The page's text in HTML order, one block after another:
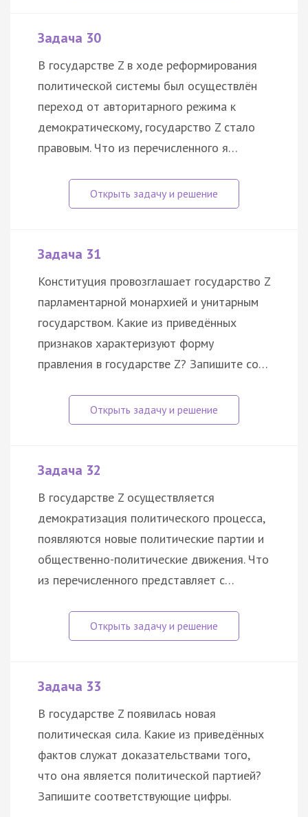
Задача 30
В государстве Z в ходе реформирования
политической системы был осуществлён
переход от авторитарного режима к
демократическому, государство Z стало
правовым. Что из перечисленного я…
Задача 31
Конституция провозглашает государство Z
парламентарной монархией и унитарным
государством. Какие из приведённых
признаков характеризуют форму
правления в государстве Z? Запишите со…
Задача 32
В государстве Z осуществляется
демократизация политического процесса,
появляются новые политические партии и
общественно-политические движения. Что
из перечисленного представляет с…
Задача 33
В государстве Z появилась новая
политическая сила. Какие из приведённых
фактов служат доказательствами того,
что она является политической партией?
Запишите соответствующие цифры.